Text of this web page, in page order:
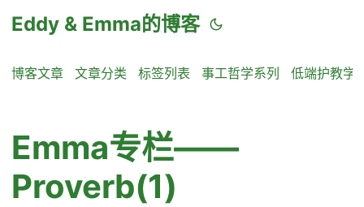
Eddy & Emma的博客
博客文章 文章分类 标签列表 事工哲学系列 低端护教学
Emma专栏——
Proverb(1)